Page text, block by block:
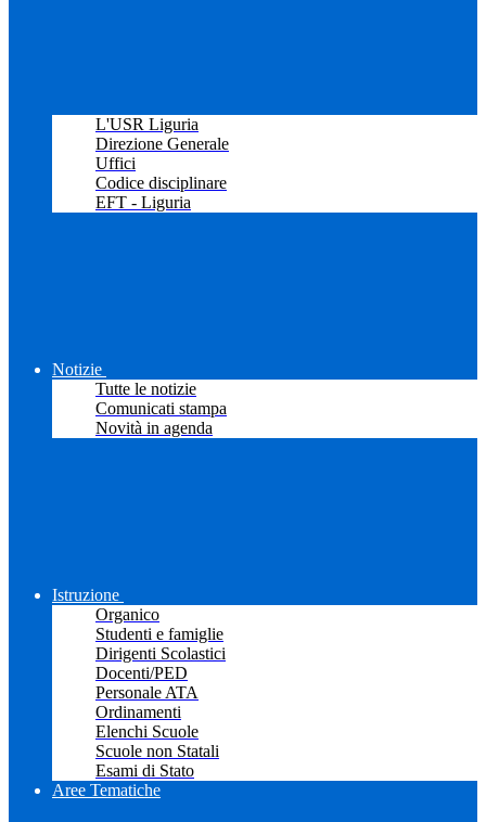
L'USR Liguria
Direzione Generale
Uffici
Codice disciplinare
EFT - Liguria
Notizie
Tutte le notizie
Comunicati stampa
Novità in agenda
Istruzione
Organico
Studenti e famiglie
Dirigenti Scolastici
Docenti/PED
Personale ATA
Ordinamenti
Elenchi Scuole
Scuole non Statali
Esami di Stato
Aree Tematiche